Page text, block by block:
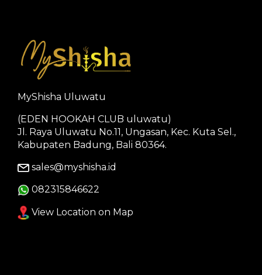
MyShisha Uluwatu
(EDEN HOOKAH CLUB uluwatu)
Jl. Raya Uluwatu No.11, Ungasan, Kec. Kuta Sel.,
Kabupaten Badung, Bali 80364.
sales@myshisha.id
082315846622
View Location on Map